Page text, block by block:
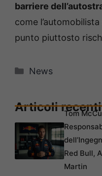
barriere
come
punto piuttosto
Categorie
News
Articoli recenti
Tom
Red Bull,
Martin